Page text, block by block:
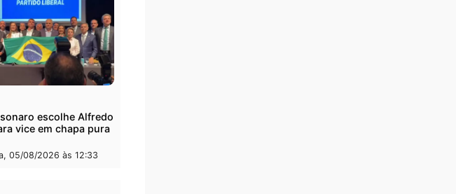
Violência domina o debate
eleitoral e segurança vira
ao Governo de Rondônia